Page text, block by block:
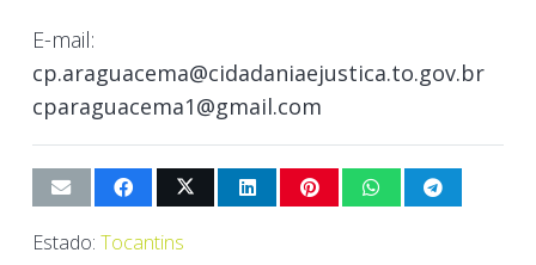
E-mail:
cp.araguacema@cidadaniaejustica.to.gov.br
cparaguacema1@gmail.com
Estado: Tocantins